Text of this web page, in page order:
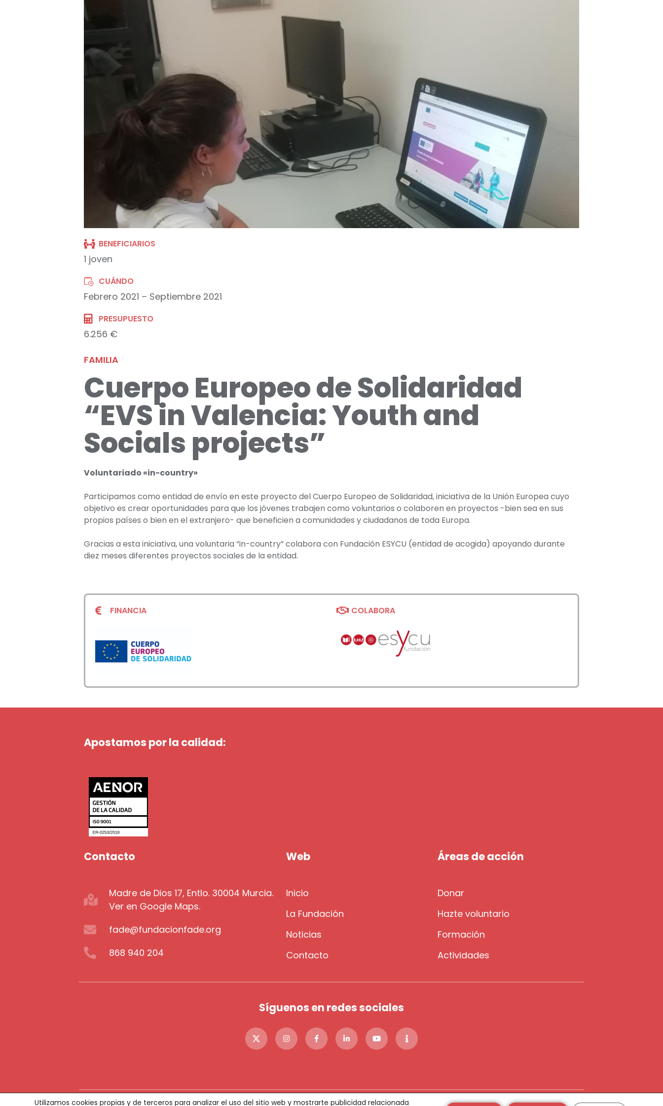
BENEFICIARIOS
1 joven
CUÁNDO
Febrero 2021 – Septiembre 2021
PRESUPUESTO
6.256 €
FAMILIA
Cuerpo Europeo de Solidaridad
“EVS in Valencia: Youth and
Socials projects”
Voluntariado «in-country»
Participamos como entidad de envío en este proyecto del Cuerpo Europeo de Solidaridad, iniciativa de la Unión Europea cuyo
objetivo es crear oportunidades para que los jóvenes trabajen como voluntarios o colaboren en proyectos -bien sea en sus
propios países o bien en el extranjero- que beneficien a comunidades y ciudadanos de toda Europa.
Gracias a esta iniciativa, una voluntaria “in-country” colabora con Fundación ESYCU (entidad de acogida) apoyando durante
diez meses diferentes proyectos sociales de la entidad.
FINANCIA COLABORA
Apostamos por la calidad:
Contacto
Madre de Dios 17, Entlo. 30004 Murcia.
Ver en Google Maps.
fade@fundacionfade.org
868 940 204
Web
Inicio
La Fundación
Noticias
Contacto
Áreas de acción
Donar
Hazte voluntario
Formación
Actividades
Síguenos en redes sociales
Utilizamos cookies propias y de terceros para analizar el uso del sitio web y mostrarte publicidad relacionada